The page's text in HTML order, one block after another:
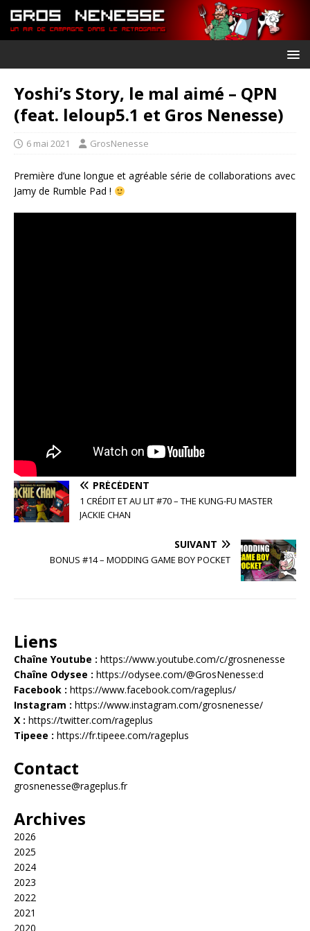
Yoshi’s Story, le mal aimé – QPN
(feat. leloup5.1 et Gros Nenesse)
6 mai 2021 GrosNenesse
Première d’une longue et agréable série de collaborations avec
Jamy de Rumble Pad !
PRÉCÉDENT
1 CRÉDIT ET AU LIT #70 – THE KUNG-FU MASTER
JACKIE CHAN
SUIVANT
BONUS #14 – MODDING GAME BOY POCKET
Liens
Chaîne Youtube : https://www.youtube.com/c/grosnenesse
Chaîne Odysee : https://odysee.com/@GrosNenesse:d
Facebook : https://www.facebook.com/rageplus/
Instagram : https://www.instagram.com/grosnenesse/
X : https://twitter.com/rageplus
Tipeee : https://fr.tipeee.com/rageplus
Contact
grosnenesse@rageplus.fr
Archives
2026
2025
2024
2023
2022
2021
2020